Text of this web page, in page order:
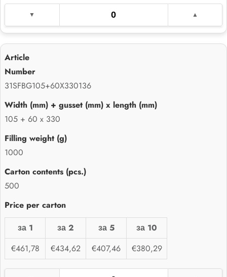
31SFBG105+60X330136
105 + 60 x 330
1000
500
за 1 за 2 за 5
за 10
€461,78
€434,62 €407,46 €380,29